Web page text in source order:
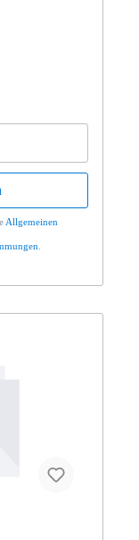
Allgemeinen